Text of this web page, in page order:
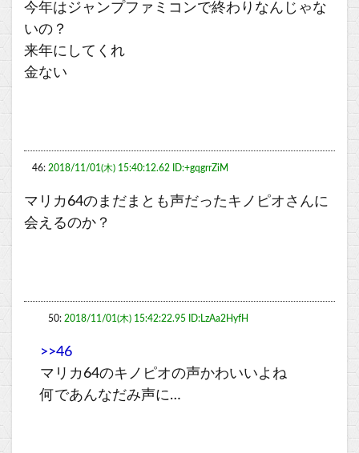
今年はジャンプファミコンで終わりなんじゃな
いの？
来年にしてくれ
金ない
46: 2018/11/01(木) 15:40:12.62 ID:+gqgrrZiM
マリカ64のまだまとも声だったキノピオさんに
会えるのか？
50: 2018/11/01(木) 15:42:22.95 ID:LzAa2HyfH
>>46
マリカ64のキノピオの声かわいいよね
何であんなだみ声に…